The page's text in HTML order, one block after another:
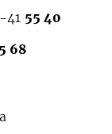
41 55 40
68